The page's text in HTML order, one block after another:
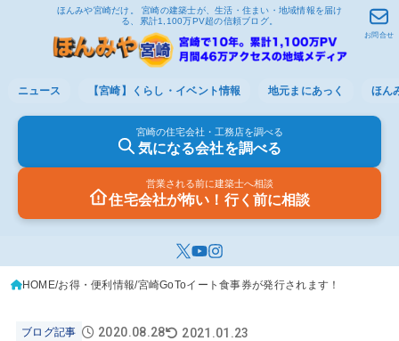
ほんみや宮崎だけ。 宮崎の建築士が、生活・住まい・地域情報を届け
る、累計1,100万PV超の信頼ブログ。
ニュース 【宮崎】くらし・イベント情報 地元まにあっく ほん
宮崎の住宅会社・工務店を調べる
気になる会社を調べる
営業される前に建築士へ相談
住宅会社が怖い！行く前に相談
お問合せ
HOME お得・便利情報 宮崎GoToイート食事券が発行されます！
ブログ記事 2020.08.28 2021.01.23